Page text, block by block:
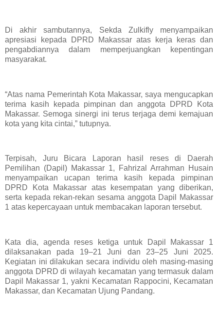
Di akhir sambutannya, Sekda Zulkifly menyampaikan
apresiasi kepada DPRD Makassar atas kerja keras dan
pengabdiannya dalam memperjuangkan kepentingan
masyarakat.
“Atas nama Pemerintah Kota Makassar, saya mengucapkan
terima kasih kepada pimpinan dan anggota DPRD Kota
Makassar. Semoga sinergi ini terus terjaga demi kemajuan
kota yang kita cintai,” tutupnya.
Terpisah, Juru Bicara Laporan hasil reses di Daerah
Pemilihan (Dapil) Makassar 1, Fahrizal Arrahman Husain
menyampaikan ucapan terima kasih kepada pimpinan
DPRD Kota Makassar atas kesempatan yang diberikan,
serta kepada rekan-rekan sesama anggota Dapil Makassar
1 atas kepercayaan untuk membacakan laporan tersebut.
Kata dia, agenda reses ketiga untuk Dapil Makassar 1
dilaksanakan pada 19–21 Juni dan 23–25 Juni 2025.
Kegiatan ini dilakukan secara individu oleh masing-masing
anggota DPRD di wilayah kecamatan yang termasuk dalam
Dapil Makassar 1, yakni Kecamatan Rappocini, Kecamatan
Makassar, dan Kecamatan Ujung Pandang.